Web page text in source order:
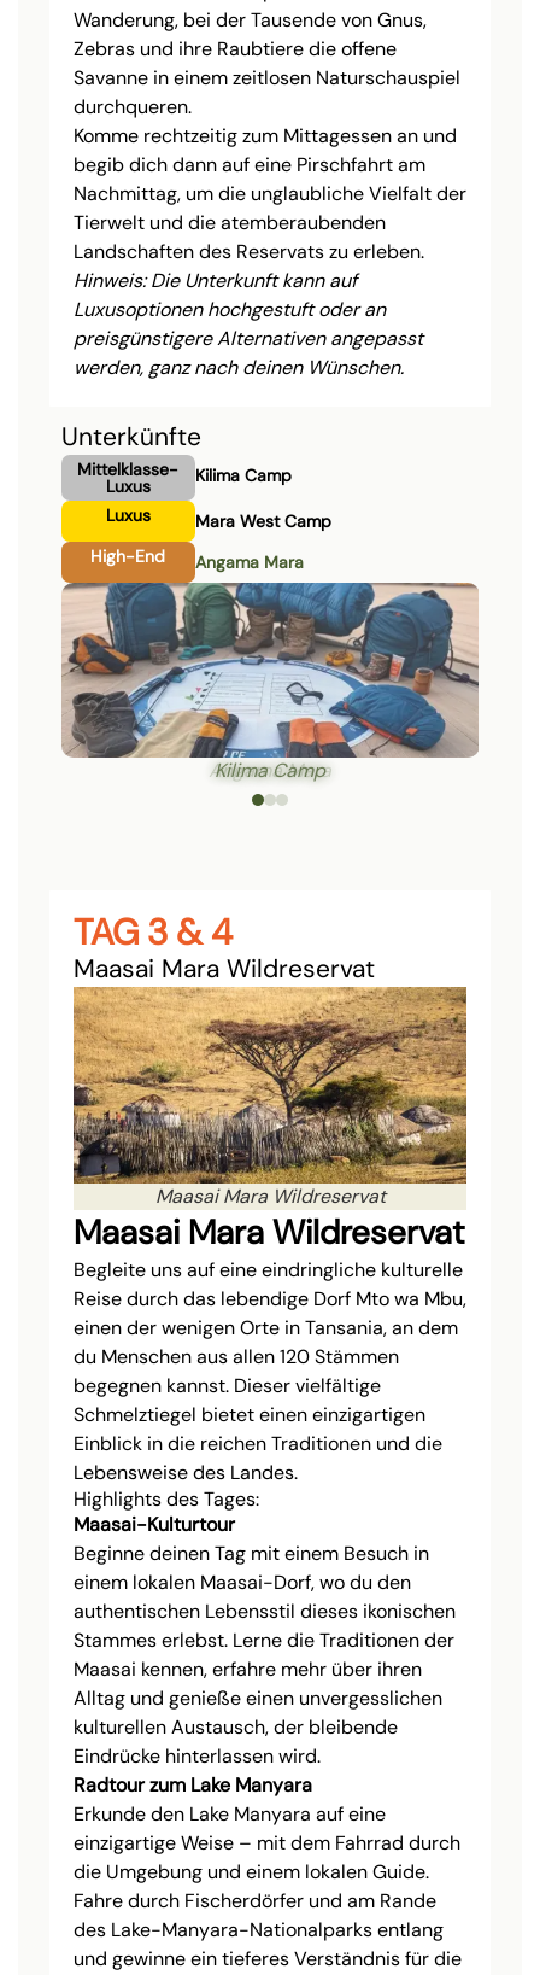
Wanderung, bei der Tausende von Gnus,
Zebras und ihre Raubtiere die offene
Savanne in einem zeitlosen Naturschauspiel
durchqueren.
Komme rechtzeitig zum Mittagessen an und
begib dich dann auf eine Pirschfahrt am
Nachmittag, um die unglaubliche Vielfalt der
Tierwelt und die atemberaubenden
Landschaften des Reservats zu erleben.
Hinweis: Die Unterkunft kann auf
Luxusoptionen hochgestuft oder an
preisgünstigere Alternativen angepasst
werden, ganz nach deinen Wünschen.
Unterkünfte
Mittelklasse-
Luxus
Kilima Camp
Luxus
Mara West Camp
High-End
Angama Mara
Kilima Camp
TAG 3 & 4
Maasai Mara Wildreservat
Maasai Mara Wildreservat
Maasai Mara Wildreservat
Begleite uns auf eine eindringliche kulturelle
Reise durch das lebendige Dorf Mto wa Mbu,
einen der wenigen Orte in Tansania, an dem
du Menschen aus allen 120 Stämmen
begegnen kannst. Dieser vielfältige
Schmelztiegel bietet einen einzigartigen
Einblick in die reichen Traditionen und die
Lebensweise des Landes.
Highlights des Tages:
Maasai-Kulturtour
Beginne deinen Tag mit einem Besuch in
einem lokalen Maasai-Dorf, wo du den
authentischen Lebensstil dieses ikonischen
Stammes erlebst. Lerne die Traditionen der
Maasai kennen, erfahre mehr über ihren
Alltag und genieße einen unvergesslichen
kulturellen Austausch, der bleibende
Eindrücke hinterlassen wird.
Radtour zum Lake Manyara
Erkunde den Lake Manyara auf eine
einzigartige Weise – mit dem Fahrrad durch
die Umgebung und einem lokalen Guide.
Fahre durch Fischerdörfer und am Rande
des Lake-Manyara-Nationalparks entlang
und gewinne ein tieferes Verständnis für die